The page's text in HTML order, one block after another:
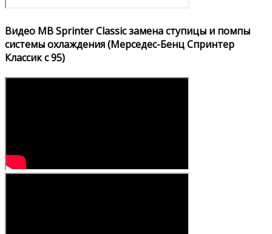
Видео MB Sprinter Classic замена ступицы и помпы
системы охлаждения (Мерседес-Бенц Спринтер
Классик с 95)